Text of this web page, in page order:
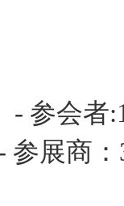
- 参会者
参展商